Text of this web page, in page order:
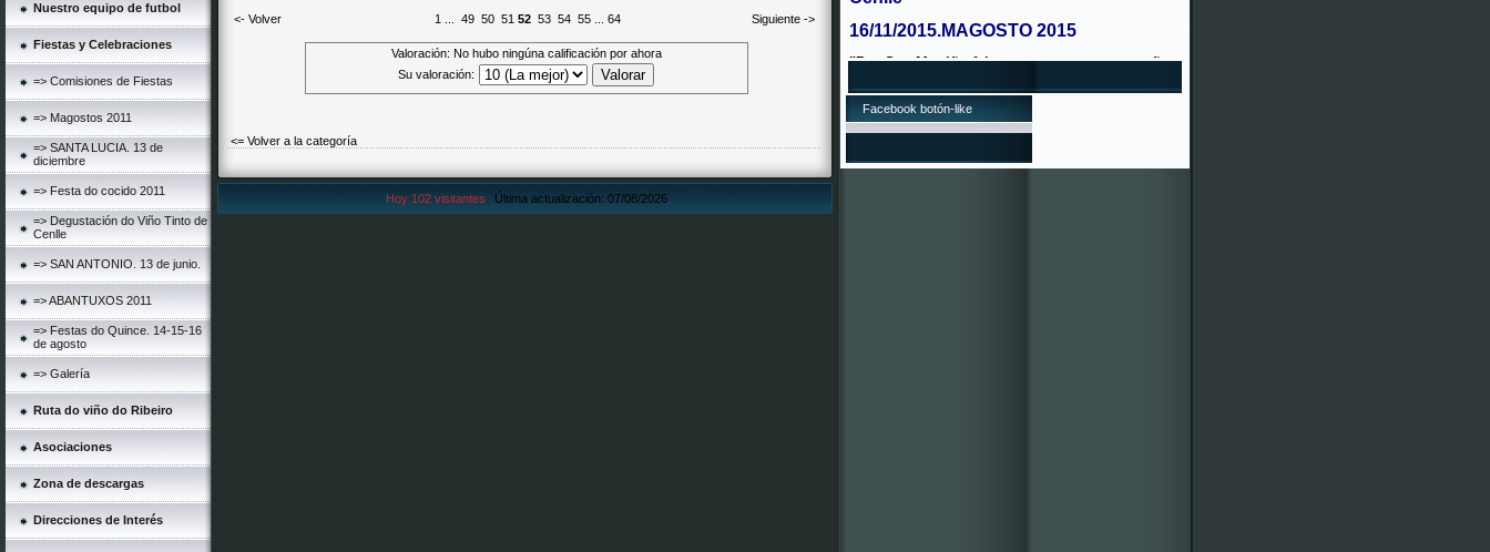
Nuestro equipo de futbol
Fiestas y Celebraciones
=> Comisiones de Fiestas
=> Magostos 2011
=> SANTA LUCIA. 13 de
diciembre
=> Festa do cocido 2011
=> Degustación do Viño Tinto de
Cenlle
=> SAN ANTONIO. 13 de junio.
=> ABANTUXOS 2011
=> Festas do Quince. 14-15-16
de agosto
=> Galería
Ruta do viño do Ribeiro
Asociaciones
Zona de descargas
Direcciones de Interés
<- Volver 1 49 50 51 52 53 54 55 64 Siguiente ->
Valoración: No hubo ningúna calificación por ahora
Su valoración:
<= Volver a la categoría
Hoy 102 visitantes Última actualización: 07/08/2026
16/11/2015.MAGOSTO 2015
"Por San Martiño faise o magosto con castañas
17/10/2015.LOTERÍA NAVIDAD 2015
¡A lotería de Nadal das Festas de Cenlle 2016 xa
Xa podedes mercar décimos e participacións en
todos os establecementos colaboradores. Por
Facebook botón-like